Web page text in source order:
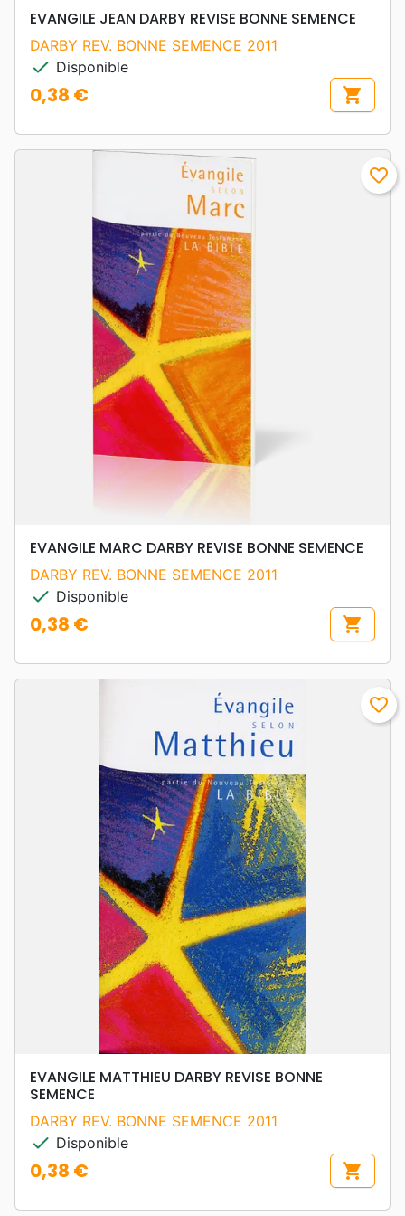
EVANGILE JEAN DARBY REVISE BONNE SEMENCE
DARBY REV. BONNE SEMENCE 2011
check Disponible
Prix
0,38 € shopping_cart
favorite_border
EVANGILE MARC DARBY REVISE BONNE SEMENCE
DARBY REV. BONNE SEMENCE 2011
check Disponible
Prix
0,38 € shopping_cart
favorite_border
EVANGILE MATTHIEU DARBY REVISE BONNE
SEMENCE
DARBY REV. BONNE SEMENCE 2011
check Disponible
Prix
0,38 € shopping_cart